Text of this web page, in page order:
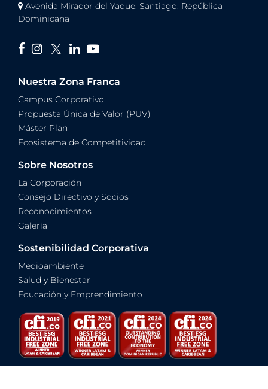
Avenida Mirador del Yaque, Santiago, República
Dominicana
Nuestra Zona Franca
Campus Corporativo
Propuesta Única de Valor (PUV)
Máster Plan
Ecosistema de Competitividad
Sobre Nosotros
La Corporación
Consejo Directivo y Socios
Reconocimientos
Galería
Sostenibilidad Corporativa
Medioambiente
Salud y Bienestar
Educación y Emprendimiento